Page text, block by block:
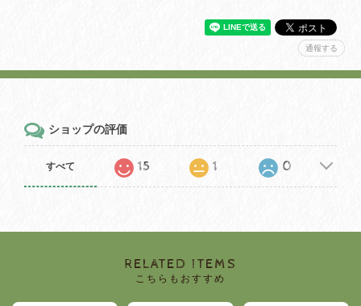
通報する
ショップの評価
すべて 15 1 0
RELATED ITEMS
こちらもおすすめ